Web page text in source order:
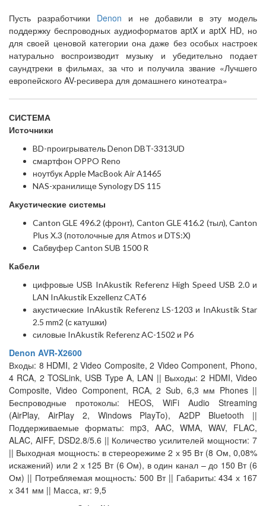
Пусть разработчики Denon и не добавили в эту модель
поддержку беспроводных аудиоформатов aptX и aptX HD, но
для своей ценовой категории она даже без особых настроек
натурально воспроизводит музыку и убедительно подает
саундтреки в фильмах, за что и получила звание «Лучшего
европейского AV-ресивера для домашнего кинотеатра»
СИСТЕМА
Источники
BD-проигрыватель Denon DBT-3313UD
смартфон OPPO Reno
ноутбук Apple MacBook Air A1465
NAS-хранилище Synology DS 115
Акустические системы
Canton GLE 496.2 (фронт), Canton GLE 416.2 (тыл), Canton
Plus X.3 (потолочные для Atmos и DTS:X)
Сабвуфер Canton SUB 1500 R
Кабели
цифровые USB InAkustik Referenz High Speed USB 2.0 и
LAN InAkustik Exzellenz CAT6
акустические InAkustik Referenz LS-1203 и InAkustik Star
2.5 mm2 (с катушки)
силовые InAkustik Referenz AС-1502 и P6
Denon AVR-X2600
Входы: 8 HDMI, 2 Video Composite, 2 Video Component, Phono,
4 RCA, 2 TOSLink, USB Type A, LAN || Выходы: 2 HDMI, Video
Composite, Video Component, RCA, 2 Sub, 6,3 мм Phones ||
Беспроводные протоколы: HEOS, WiFi Audio Streaming
(AirPlay, AirPlay 2, Windows PlayTo), A2DP Bluetooth ||
Поддерживаемые форматы: mp3, AAC, WMA, WAV, FLAC,
ALAC, AIFF, DSD2.8/5.6 || Количество усилителей мощности: 7
|| Выходная мощность: в стереорежиме 2 х 95 Вт (8 Ом, 0,08%
искажений) или 2 х 125 Вт (6 Ом), в один канал – до 150 Вт (6
Ом) || Потребляемая мощность: 500 Вт || Габариты: 434 х 167
х 341 мм || Масса, кг: 9,5